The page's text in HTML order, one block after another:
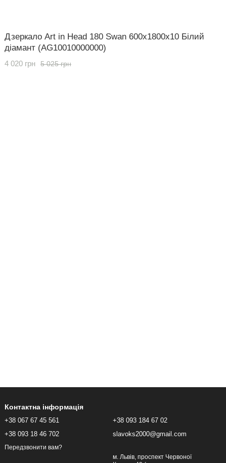
Дзеркало Art in Head 180 Swan 600x1800x10 Білий
діамант (AG10010000000)
5 025 грн
4 020 грн
Контактна інформація
+38 067 67 45 561
+38 093 18 46 702
Передзвонити вам?
+38 093 184 67 02
slavoks2000@gmail.com
м. Львів, проспект Червоної